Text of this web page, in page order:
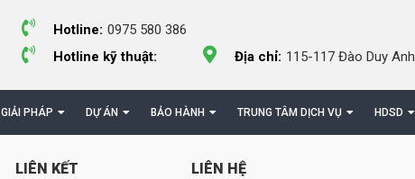
Hotline: 0975 580 386
Hotline kỹ thuật:
Địa chỉ: 115-117 Đào Duy
GIẢI PHÁP DỰ ÁN BẢO HÀNH TRUNG TÂM DỊCH VỤ HDSD
LIÊN KẾT LIÊN HỆ